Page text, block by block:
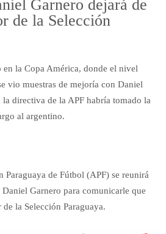
Garnero dejará de
de la Selección
la Copa América, donde el nivel
vio muestras de mejoría con Daniel
directiva de la APF habría tomado la
al argentino.
Paraguaya de Fútbol (APF) se reunirá
Garnero para comunicarle que
la Selección Paraguaya.